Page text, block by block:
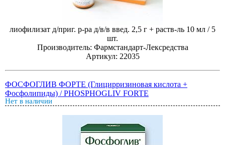
лиофилизат д/приг. р-ра д/в/в введ. 2,5 г + раств-ль 10 мл / 5
шт.
Производитель: Фармстандарт-Лексредства
Артикул: 22035
ФОСФОГЛИВ ФОРТЕ (Глицирризиновая кислота +
Фосфолипиды) / PHOSPHOGLIV FORTE
Нет в наличии